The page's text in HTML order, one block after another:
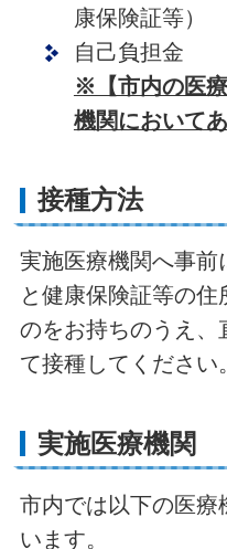
康保険証等）
自己負担金
※【市内の医
機関においてあ
接種方法
実施医療機関へ事前
と健康保険証等の
のをお持ちのうえ、
て接種してください。
実施医療機関
市内では以下の医療
います。